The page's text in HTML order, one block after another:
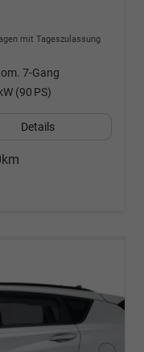
mit Tageszulassung
7-Gang
(90 PS)
Details